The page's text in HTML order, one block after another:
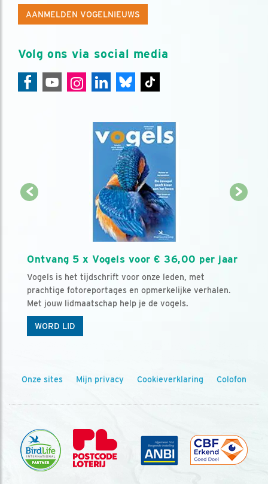
AANMELDEN VOGELNIEUWS
Volg ons via social media
Ontvang 5 x Vogels voor € 36,00 per jaar
Vogels is het tijdschrift voor onze leden, met
prachtige fotoreportages en opmerkelijke verhalen.
Met jouw lidmaatschap help je de vogels.
WORD LID
Onze sites Mijn privacy Cookieverklaring Colofon